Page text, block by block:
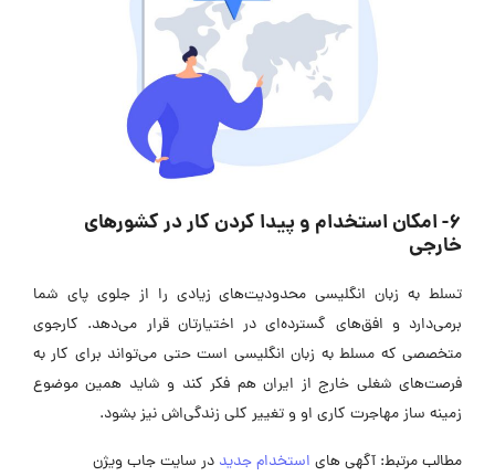
6- امکان استخدام و پیدا کردن کار در کشورهای
خارجی
تسلط به زبان انگلیسی محدودیت‌های زیادی را از جلوی پای شما
برمی‌دارد و افق‌های گسترده‌ای در اختیارتان قرار می‌دهد. کارجوی
متخصصی که مسلط به زبان انگلیسی است حتی می‌تواند برای کار به
فرصت‌های شغلی خارج از ایران هم فکر کند و شاید همین موضوع
زمینه ساز مهاجرت کاری او و تغییر کلی زندگی‌اش نیز بشود.
مطالب مرتبط: آگهی های استخدام جدید در سایت جاب ویژن